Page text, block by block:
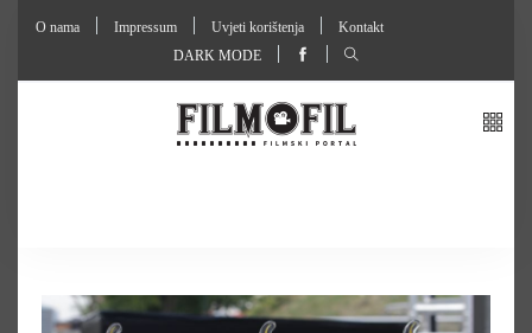
O nama Impressum Uvjeti korištenja
Kontakt
DARK MODE